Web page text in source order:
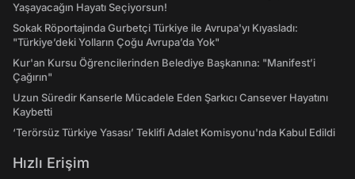
Yaşayacağın Hayatı Seçiyorsun!
Sokak Röportajında Gurbetçi Türkiye ile Avrupa'yı Kıyasladı:
"Türkiye’deki Yolların Çoğu Avrupa’da Yok"
Kur'an Kursu Öğrencilerinden Belediye Başkanına: "Manifest’i
Çağırın"
Uzun Süredir Kanserle Mücadele Eden Şarkıcı Cansever Hayatını
Kaybetti
‘Terörsüz Türkiye Yasası’ Teklifi Adalet Komisyonu'nda Kabul Edildi
Hızlı Erişim